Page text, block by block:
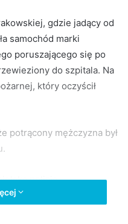
gdzie jadący od
samochód marki
poruszającego się po
do szpitala. Na
który oczyścił
potrącony mężczyzna był
policja